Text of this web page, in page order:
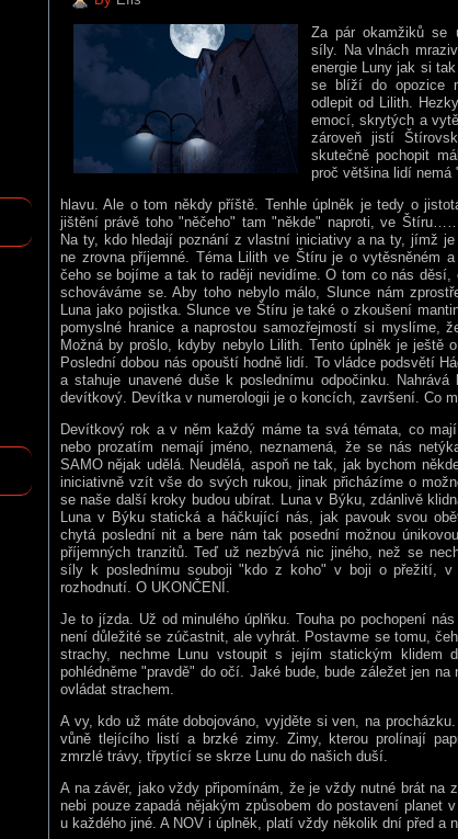
Za pár okamžiků se
síly. Na vlnách
energie Luny jak si
se blíží do opozice
odlepit od Lilith.
emocí, skrytých a
zároveň jistí
skutečně pochopit
proč většina lidí
hlavu. Ale o tom někdy příště. Tenhle úplněk je tedy o
jištění právě toho "něčeho" tam "někde" naproti, ve
Na ty, kdo hledají poznání z vlastní iniciativy a na ty, jímž je
ne zrovna příjemné. Téma Lilith ve Štíru je o vytěsněném
čeho se bojíme a tak to raději nevidíme. O tom co nás
schováváme se. Aby toho nebylo málo, Slunce nám
Luna jako pojistka. Slunce ve Štíru je také o zkoušení
pomyslné hranice a naprostou samozřejmostí si myslíme,
Možná by prošlo, kdyby nebylo Lilith. Tento úplněk je ještě
Poslední dobou nás opouští hodně lidí. To vládce podsvětí
a stahuje unavené duše k poslednímu odpočinku.
devítkový. Devítka v numerologii je o koncích, završení. Co
Devítkový rok a v něm každý máme ta svá témata, co
nebo prozatím nemají jméno, neznamená, že se nás
SAMO nějak udělá. Neudělá, aspoň ne tak, jak bychom
iniciativně vzít vše do svých rukou, jinak přicházíme o
se naše další kroky budou ubírat. Luna v Býku, zdánlivě
Luna v Býku statická a háčkující nás, jak pavouk svou
chytá poslední nit a bere nám tak posední možnou
příjemných tranzitů. Teď už nezbývá nic jiného, než se
síly k poslednímu souboji "kdo z koho" v boji o přežití,
rozhodnutí. O UKONČENÍ.
Je to jízda. Už od minulého úplňku. Touha po pochopení
není důležité se zúčastnit, ale vyhrát. Postavme se tomu,
strachy, nechme Lunu vstoupit s jejím statickým klidem
pohlédněme "pravdě" do očí. Jaké bude, bude záležet jen
ovládat strachem.
A vy, kdo už máte dobojováno, vyjděte si ven, na
vůně tlejícího listí a brzké zimy. Zimy, kterou prolínají
zmrzlé trávy, třpytící se skrze Lunu do našich duší.
A na závěr, jako vždy připomínám, že je vždy nutné brát na
nebi pouze zapadá nějakým způsobem do postavení planet
u každého jiné. A NOV i úplněk, platí vždy několik dní před a